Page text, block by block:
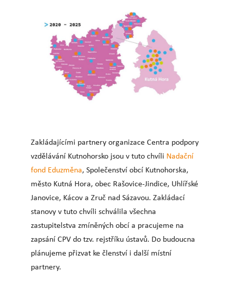
Zakládajícími partnery organizace Centra podpory
vzdělávání Kutnohorsko jsou v tuto chvíli Nadační
fond Eduzměna, Společenství obcí Kutnohorska,
město Kutná Hora, obec Rašovice-Jindice, Uhlířské
Janovice, Kácov a Zruč nad Sázavou. Zakládací
stanovy v tuto chvíli schválila všechna
zastupitelstva zmíněných obcí a pracujeme na
zapsání CPV do tzv. rejstříku ústavů. Do budoucna
plánujeme přizvat ke členství i další místní
partnery.